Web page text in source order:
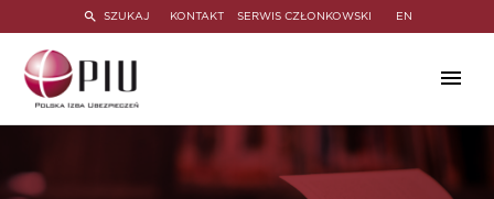
SZUKAJ KONTAKT SERWIS CZŁONKOWSKI EN